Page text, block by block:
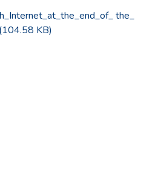
the_
KB)